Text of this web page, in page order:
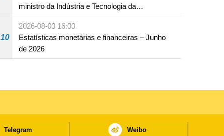
ministro da Indústria e Tecnologia da
Informação
10
2026-08-03 16:00
Estatísticas monetárias e financeiras – Junho
de 2026
Telegram Weibo